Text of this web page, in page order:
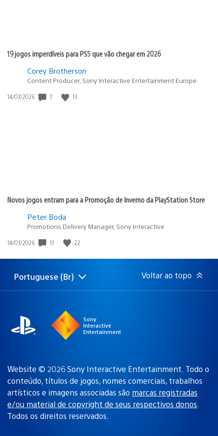
19 jogos imperdíveis para PS5 que vão chegar em 2026
Corey Brotherson
Content Producer, Sony Interactive Entertainment Europe
Data
14/07/2026 7 13
Novos jogos entram para a Promoção de Inverno da PlayStation Store
Peter Boda
Promotions Delivery Manager, Sony Interactive
Data
publicação:
14/07/2026 17 22
Selecione
Região
Portuguese (Br) Voltar ao topo
Sony
Interactive
Entertainment
Website © 2026 Sony Interactive Entertainment. Todo o
conteúdo, títulos de jogos, nomes comerciais, trabalhos
artísticos e imagens associadas são marcas registradas
e/ou material de copyright de seus respectivos donos.
Todos os direitos reservados.